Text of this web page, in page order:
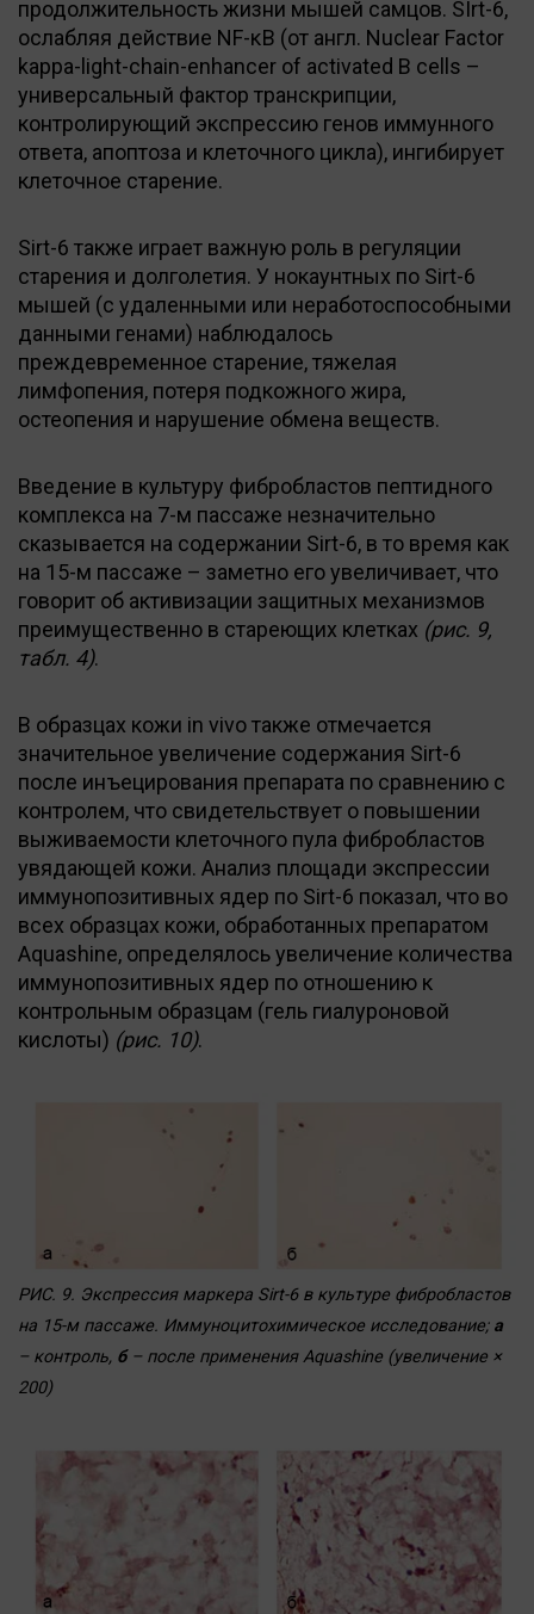
продолжительность жизни мышей самцов. SIrt-6,
ослабляя действие NF-κB (от англ. Nuclear Factor
kappa-light-chain-enhancer of activated B cells –
универсальный фактор транскрипции,
контролирующий экспрессию генов иммунного
ответа, апоптоза и клеточного цикла), ингибирует
клеточное старение.
Sirt-6 также играет важную роль в регуляции
старения и долголетия. У нокаунтных по Sirt-6
мышей (с удаленными или неработоспособными
данными генами) наблюдалось
преждевременное старение, тяжелая
лимфопения, потеря подкожного жира,
остеопения и нарушение обмена веществ.
Введение в культуру фибробластов пептидного
комплекса на 7-м пассаже незначительно
сказывается на содержании Sirt-6, в то время как
на 15-м пассаже – заметно его увеличивает, что
говорит об активизации защитных механизмов
преимущественно в стареющих клетках (рис. 9,
табл. 4).
В образцах кожи in vivo также отмечается
значительное увеличение содержания Sirt-6
после инъецирования препарата по сравнению с
контролем, что свидетельствует о повышении
выживаемости клеточного пула фибробластов
увядающей кожи. Анализ площади экспрессии
иммунопозитивных ядер по Sirt-6 показал, что во
всех образцах кожи, обработанных препаратом
Aquаshine, определялось увеличение количества
иммунопозитивных ядер по отношению к
контрольным образцам (гель гиалуроновой
кислоты) (рис. 10).
РИС. 9. Экспрессия маркера Sirt-6 в культуре фибробластов
на 15-м пассаже. Иммуноцитохимическое исследование; а
– контроль, б– после применения Aquashine (увеличение ×
200)